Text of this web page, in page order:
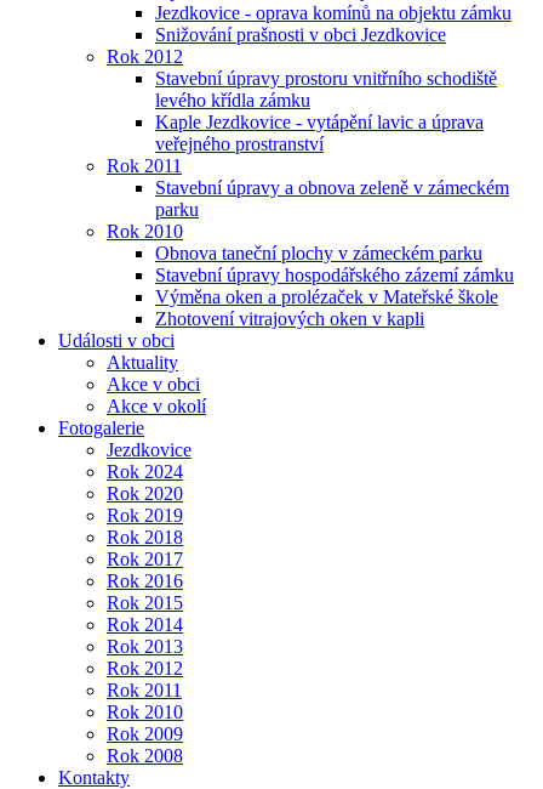
Jezdkovice - oprava komínů na objektu zámku
Snižování prašnosti v obci Jezdkovice
Rok 2012
Stavební úpravy prostoru vnitřního schodiště
levého křídla zámku
Kaple Jezdkovice - vytápění lavic a úprava
veřejného prostranství
Rok 2011
Stavební úpravy a obnova zeleně v zámeckém
parku
Rok 2010
Obnova taneční plochy v zámeckém parku
Stavební úpravy hospodářského zázemí zámku
Výměna oken a prolézaček v Mateřské škole
Zhotovení vitrajových oken v kapli
Události v obci
Aktuality
Akce v obci
Akce v okolí
Fotogalerie
Jezdkovice
Rok 2024
Rok 2020
Rok 2019
Rok 2018
Rok 2017
Rok 2016
Rok 2015
Rok 2014
Rok 2013
Rok 2012
Rok 2011
Rok 2010
Rok 2009
Rok 2008
Kontakty